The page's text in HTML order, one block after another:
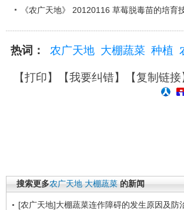
《农广天地》 20120116 草莓脱毒苗的培育
热词： 农广天地 大棚蔬菜 种植
【打印】【我要纠错】【复制链接
搜索更多农广天地 大棚蔬菜 的新闻
[农广天地]大棚蔬菜连作障碍的发生原因及防